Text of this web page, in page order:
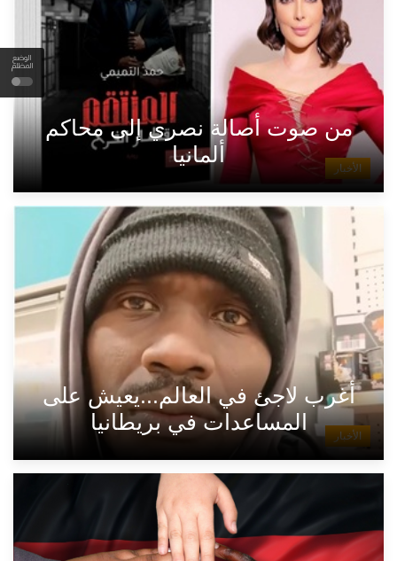
الوضع
المظلم
الأخبار
من صوت أصالة نصري إلى محاكم
ألمانيا
الأخبار
أغرب لاجئ في العالم...يعيش على
المساعدات في بريطانيا